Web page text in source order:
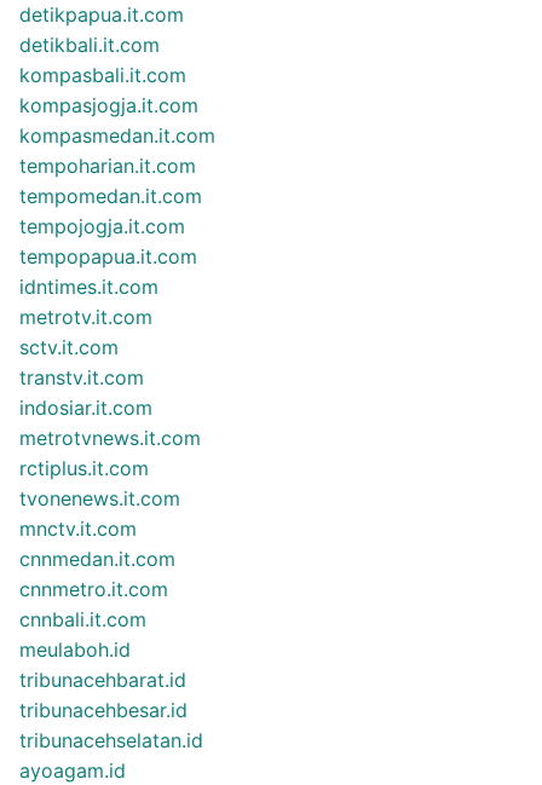
detikpapua.it.com
detikbali.it.com
kompasbali.it.com
kompasjogja.it.com
kompasmedan.it.com
tempoharian.it.com
tempomedan.it.com
tempojogja.it.com
tempopapua.it.com
idntimes.it.com
metrotv.it.com
sctv.it.com
transtv.it.com
indosiar.it.com
metrotvnews.it.com
rctiplus.it.com
tvonenews.it.com
mnctv.it.com
cnnmedan.it.com
cnnmetro.it.com
cnnbali.it.com
meulaboh.id
tribunacehbarat.id
tribunacehbesar.id
tribunacehselatan.id
ayoagam.id